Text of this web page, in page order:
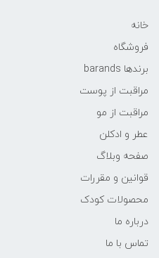
خانه
فروشگاه
برندها barands
مراقبت از پوست
مراقبت از مو
عطر و ادکلن
صفحه وبلاگ
قوانین و مقررات
محصولات کودک
درباره ما
تماس با ما